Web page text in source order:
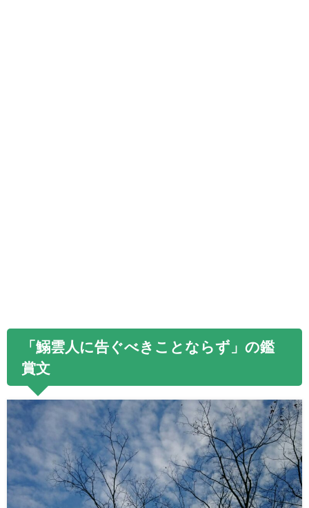
「鰯雲人に告ぐべきことならず」の鑑
賞文